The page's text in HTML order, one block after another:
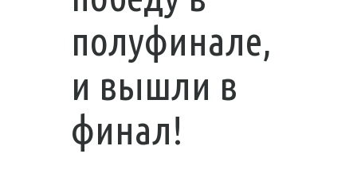
полуфинале,
и вышли в
финал!